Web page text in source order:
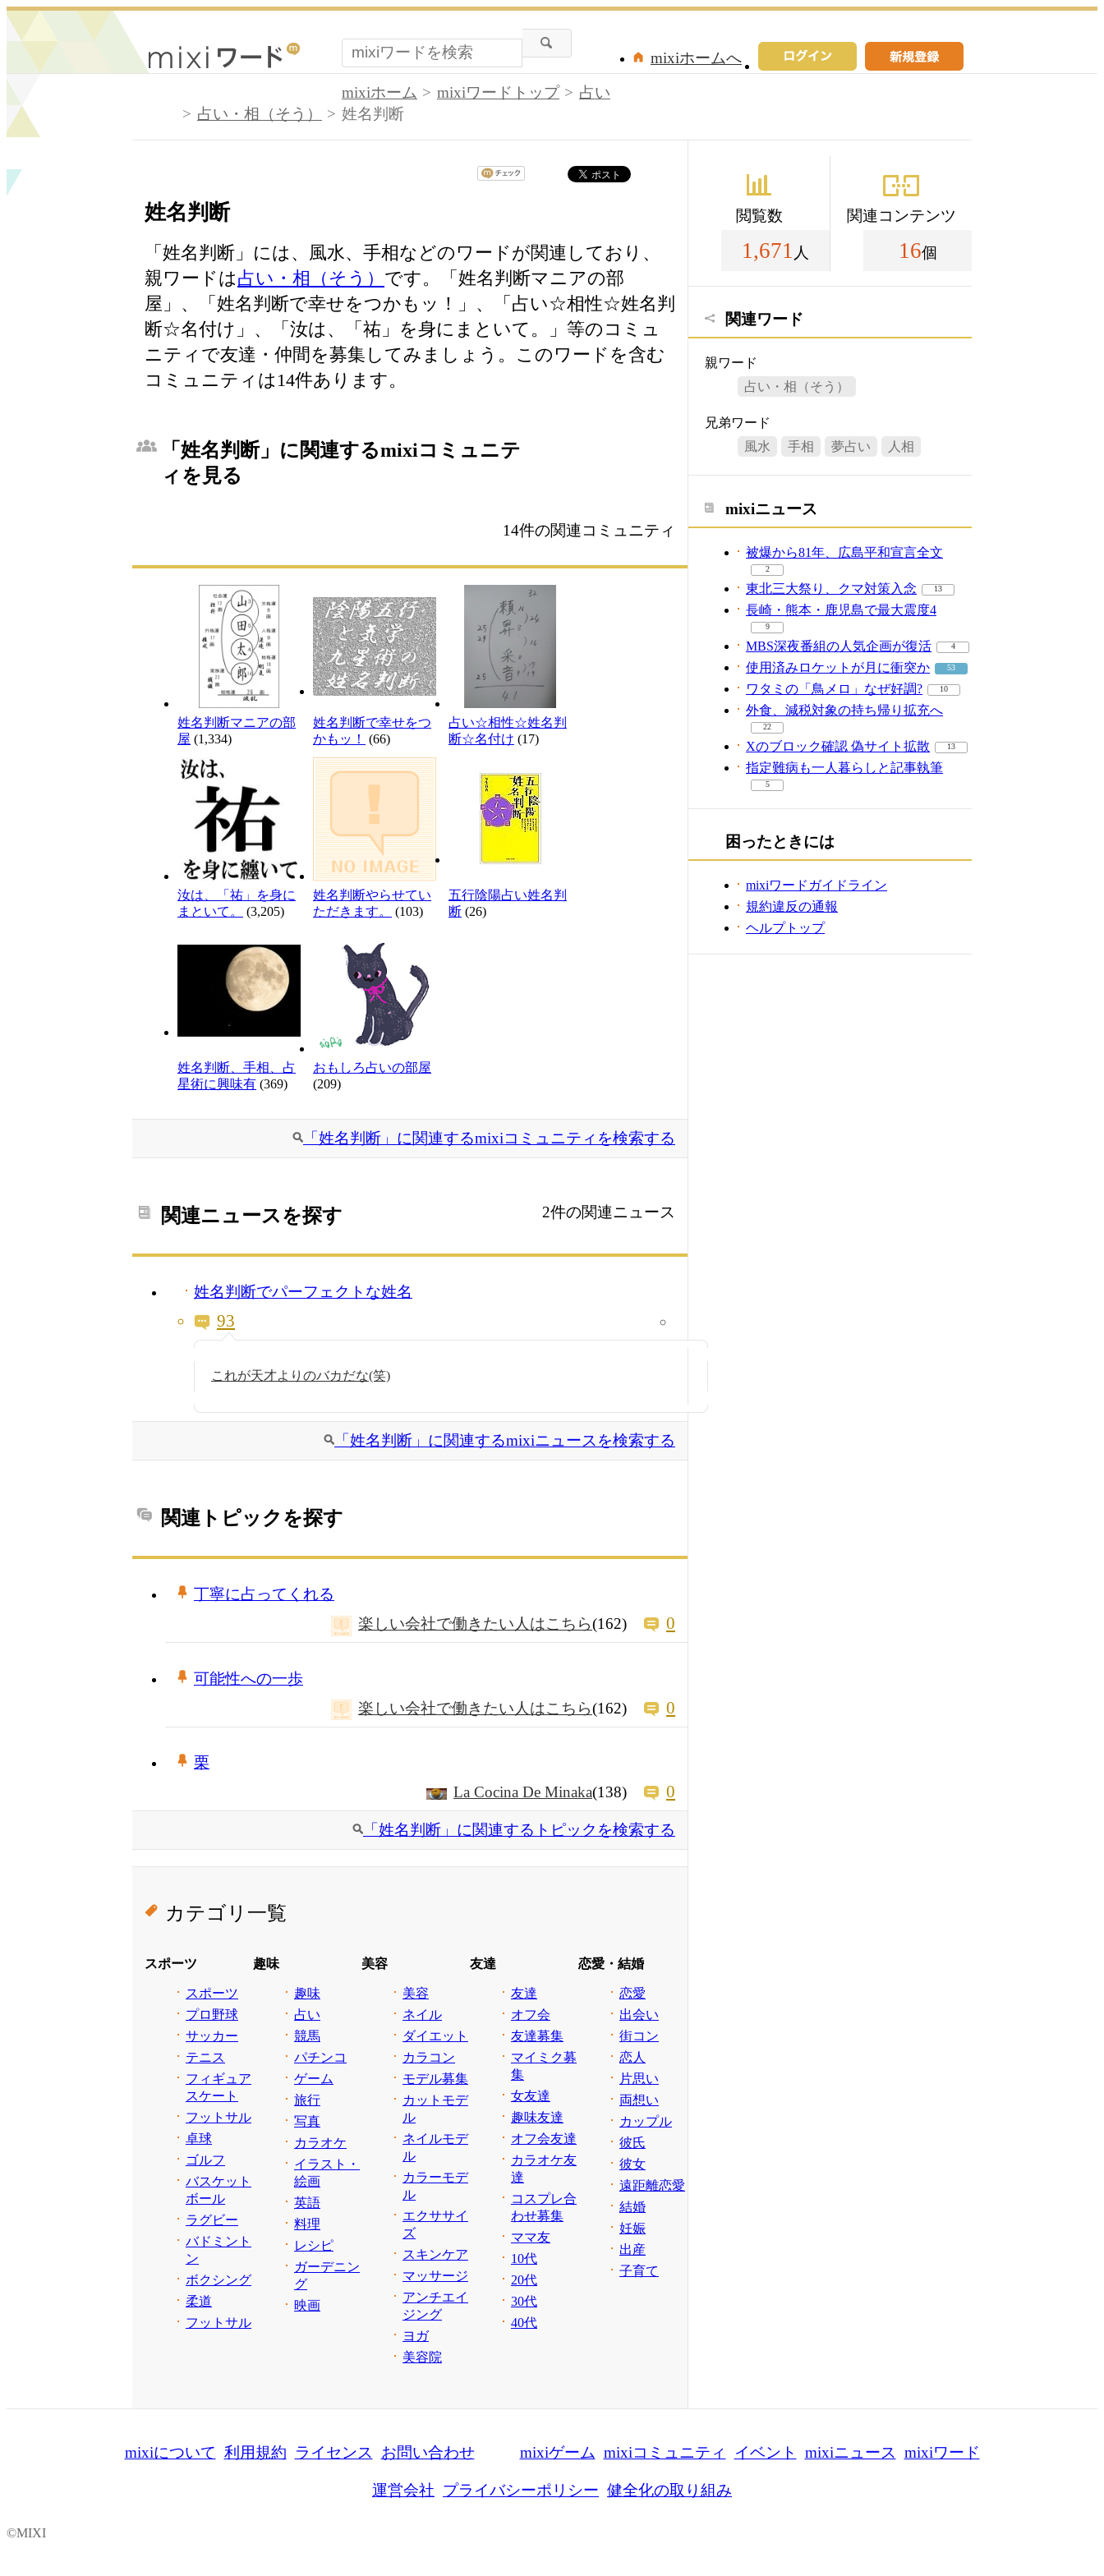
mixiホームへ
mixiホーム
mixiワードトップ
占い
占い・相（そう）
姓名判断
姓名判断
「姓名判断」には、風水、手相などのワードが関連しており、
親ワードは占い・相（そう） です。「姓名判断マニアの部
屋」、「姓名判断で幸せをつかもッ！」、「占い☆相性☆姓名判
断☆名付け」、「汝は、「祐」を身にまといて。」等のコミュ
ニティで友達・仲間を募集してみましょう。このワードを含む
コミュニティは14件あります。
「姓名判断」に関連するmixiコミュニテ
ィを見る
14件の関連コミュニティ
姓名判断マニアの部
屋 (1,334)
姓名判断で幸せをつ
かもッ！
(66)
占い☆相性☆姓名判
断☆名付け (17)
汝は、「祐」を身に
まといて。
(3,205)
姓名判断やらせてい
ただきます。
(103)
五行陰陽占い姓名判
断 (26)
姓名判断、手相、占
星術に興味有 (369)
おもしろ占いの部屋
(209)
「姓名判断」に関連するmixiコミュニティを検索する
関連ニュースを探す 2件の関連ニュース
姓名判断でパーフェクトな姓名
93
これが天才よりのバカだな(笑)
「姓名判断」に関連するmixiニュースを検索する
関連トピックを探す
丁寧に占ってくれる
楽しい会社で働きたい人はこちら(162) 0
可能性への一歩
楽しい会社で働きたい人はこちら(162) 0
栗
La Cocina De Minaka(138) 0
「姓名判断」に関連するトピックを検索する
カテゴリ一覧
スポーツ
スポーツ
プロ野球
サッカー
テニス
フィギュア
スケート
フットサル
卓球
ゴルフ
バスケット
ボール
ラグビー
バドミント
ン
ボクシング
柔道
フットサル
趣味
趣味
占い
競馬
パチンコ
ゲーム
旅行
写真
カラオケ
イラスト・
絵画
英語
料理
レシピ
ガーデニン
グ
映画
美容
美容
ネイル
ダイエット
カラコン
モデル募集
カットモデ
ル
ネイルモデ
ル
カラーモデ
ル
エクササイ
ズ
スキンケア
マッサージ
アンチエイ
ジング
ヨガ
美容院
友達
友達
オフ会
友達募集
マイミク募
集
女友達
趣味友達
オフ会友達
カラオケ友
達
コスプレ合
わせ募集
ママ友
10代
20代
30代
40代
恋愛・結婚
恋愛
出会い
街コン
恋人
片思い
両想い
カップル
彼氏
彼女
遠距離恋愛
結婚
妊娠
出産
子育て
閲覧数
1,671 人
関連コンテンツ
16個
関連ワード
親ワード
占い・相（そう）
兄弟ワード
風水
手相 夢占い 人相
mixiニュース
被爆から81年、広島平和宣言全文
2
東北三大祭り、クマ対策入念 13
長崎・熊本・鹿児島で最大震度4
9
MBS深夜番組の人気企画が復活 4
使用済みロケットが月に衝突か 53
ワタミの「鳥メロ」なぜ好調? 10
外食、減税対象の持ち帰り拡充へ
22
Xのブロック確認 偽サイト拡散 13
指定難病も一人暮らしと記事執筆
5
困ったときには
mixiワードガイドライン
規約違反の通報
ヘルプトップ
mixiについて 利用規約 ライセンス お問い合わせ mixiゲーム mixiコミュニティ イベント mixiニュース mixiワード
運営会社 プライバシーポリシー 健全化の取り組み
©MIXI